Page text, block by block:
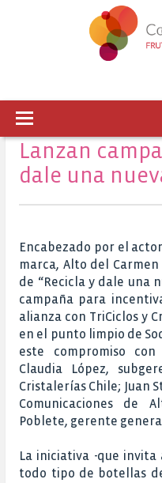
Lanzan
dale una
Encabezado por el
marca, Alto del
de “Recicla y dale una
campaña para
alianza con TriCiclos y
en el punto limpio de
este compromiso
Claudia López,
Cristalerías Chile; Juan
Comunicaciones de
Poblete, gerente
La iniciativa -que
todo tipo de botellas